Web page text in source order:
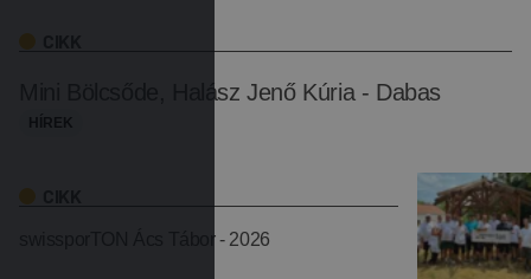
Mini Bölcsőde, Halász Jenő Kúria - Dabas
HÍREK
swissporTON Ács Tábor - 2026